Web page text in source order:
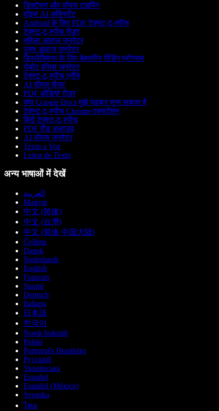
डिक्टेशन और वॉयस टाइपिंग
वॉइस AI असिस्टेंट
Android के लिए PDF टेक्स्ट-टू-स्पीच
टेक्स्ट-टू-स्पीच रीडर
महिला आवाज़ जनरेटर
पुरुष आवाज़ जनरेटर
डिस्लेक्सिया के लिए बेहतरीन रीडिंग प्रोग्राम
रोबोट वॉयस जनरेटर
टेक्स्ट-टू-स्पीच एनीमे
AI वॉयस चेंजर
PDF ऑडियो रीडर
क्या Google Docs मुझे पढ़कर सुना सकता है
टेक्स्ट-टू-स्पीच Chrome एक्सटेंशन
हिंदी टेक्स्ट-टू-स्पीच
PDF रीड अलाउड
AI वॉयस जनरेटर
Texto a Voz
Leitor de Texto
अन्य भाषाओं में देखें
العربية
Magyar
中文 (简体)
中文 (台灣)
中文 (简体 中国大陆)
Čeština
Dansk
Nederlands
English
Français
Suomi
Deutsch
Italiano
日本語
한국어
Norsk bokmål
Polski
Português Brasileiro
Русский
Українська
Español
Español (México)
Svenska
ไทย